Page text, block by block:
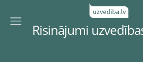
Risinājumi